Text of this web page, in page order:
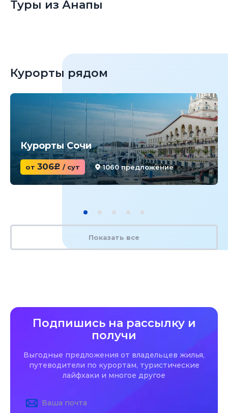
Туры из Анапы
Курорты рядом
Курорты Сочи
от 306c / сут 1060 предложение
Показать все
Подпишись на рассылку и
получи
Выгодные предложения от владельцев жилья,
путеводители по курортам, туристические
лайфхаки и многое другое